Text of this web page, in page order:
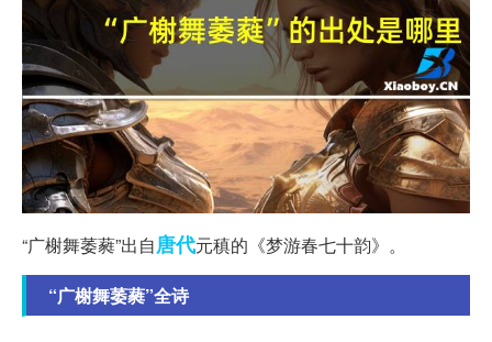
“广榭舞萎蕤”出自唐代元稹的《梦游春七十韵》。
“广榭舞萎蕤”全诗